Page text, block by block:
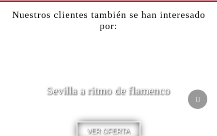
Nuestros clientes también se han interesado
por:
Sevilla a ritmo de flamenco
VER OFERTA